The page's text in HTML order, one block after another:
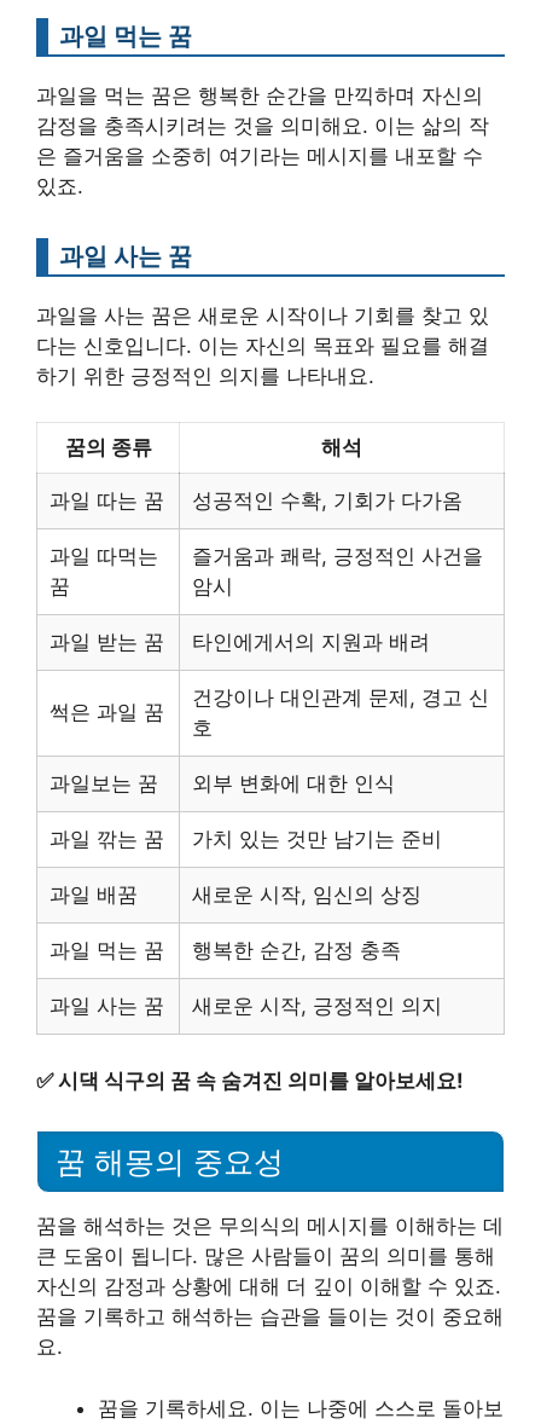
과일 먹는 꿈
과일을 먹는 꿈은 행복한 순간을 만끽하며 자신의
감정을 충족시키려는 것을 의미해요. 이는 삶의 작
은 즐거움을 소중히 여기라는 메시지를 내포할 수
있죠.
과일 사는 꿈
과일을 사는 꿈은 새로운 시작이나 기회를 찾고 있
다는 신호입니다. 이는 자신의 목표와 필요를 해결
하기 위한 긍정적인 의지를 나타내요.
꿈의 종류 해석
과일 따는 꿈 성공적인 수확, 기회가 다가옴
과일 따먹는
꿈
즐거움과 쾌락, 긍정적인 사건을
암시
과일 받는 꿈 타인에게서의 지원과 배려
썩은 과일 꿈
건강이나 대인관계 문제, 경고 신
호
과일보는 꿈 외부 변화에 대한 인식
과일 깎는 꿈 가치 있는 것만 남기는 준비
과일 배꿈 새로운 시작, 임신의 상징
과일 먹는 꿈 행복한 순간, 감정 충족
과일 사는 꿈 새로운 시작, 긍정적인 의지
✅시댁 식구의 꿈 속 숨겨진 의미를 알아보세요!
꿈 해몽의 중요성
꿈을 해석하는 것은 무의식의 메시지를 이해하는 데
큰 도움이 됩니다. 많은 사람들이 꿈의 의미를 통해
자신의 감정과 상황에 대해 더 깊이 이해할 수 있죠.
꿈을 기록하고 해석하는 습관을 들이는 것이 중요해
요.
꿈을 기록하세요. 이는 나중에 스스로 돌아보